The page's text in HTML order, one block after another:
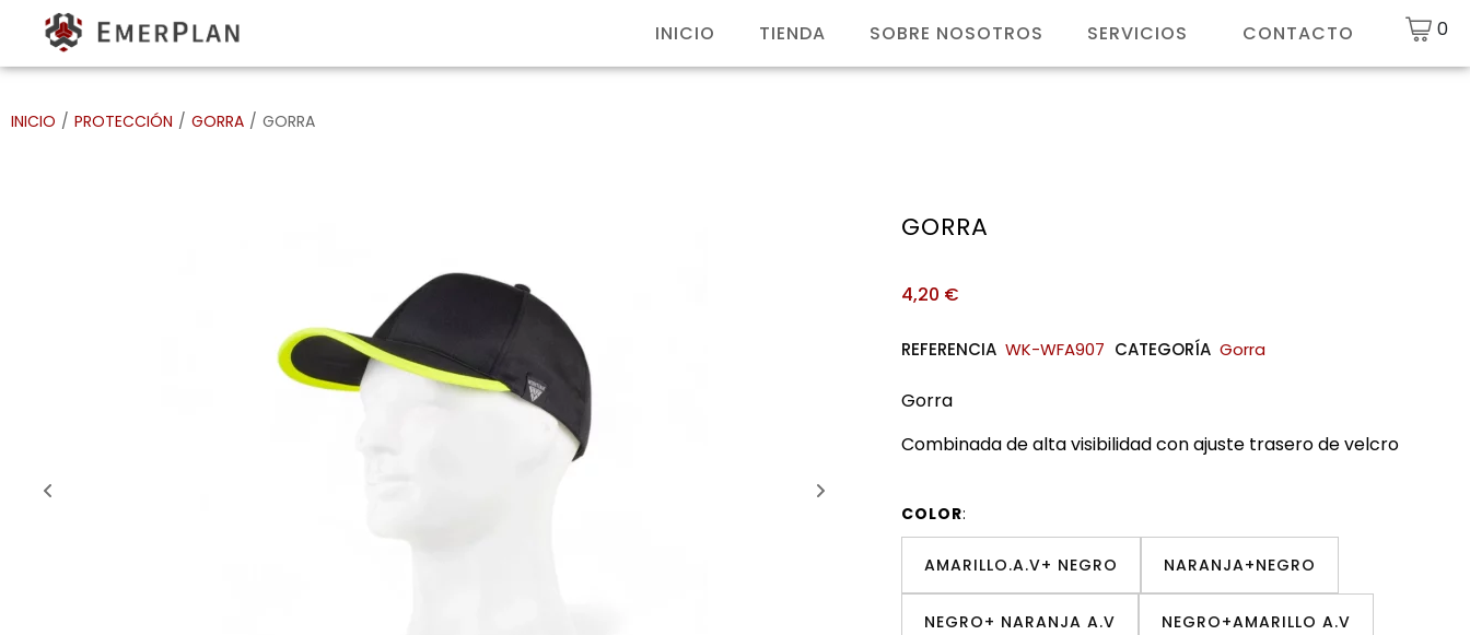
INICIO TIENDA SOBRE NOSOTROS SERVICIOS CONTACTO 0
INICIO / PROTECCIÓN / GORRA / GORRA
GORRA
4,20 €
REFERENCIA WK-WFA907 CATEGORÍA Gorra
Gorra
Combinada de alta visibilidad con ajuste trasero de velcro
COLOR:
AMARILLO.A.V+ NEGRO NARANJA+NEGRO
NEGRO+ NARANJA A.V NEGRO+AMARILLO A.V